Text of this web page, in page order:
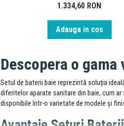
1.334,60 RON
Adauga in cos
Descopera o
Setul de baterii baie reprezintă soluția
diferitelor aparate sanitare din baie, cum
disponibile într-o varietate de modele și